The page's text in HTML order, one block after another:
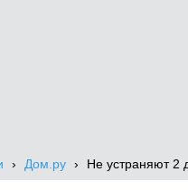
Дом.ру Не устраняют 2